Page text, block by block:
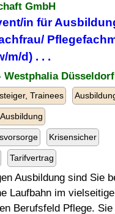
GmbH
/in für
m/d) . . .
Westphalia Düsseldorf
Trainees
Krisensicher
Tarifvertrag
Ausbildung sind Sie
Laufbahn im
Berufsfeld Pflege. Sie